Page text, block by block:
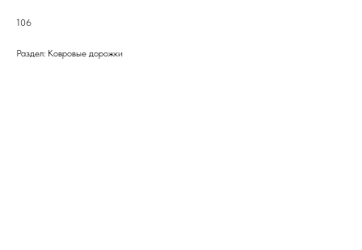
106
Раздел: Ковровые дорожки